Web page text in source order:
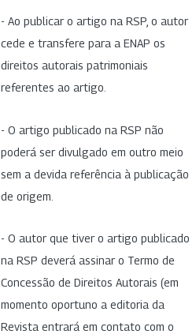
- Ao publicar o artigo na RSP, o autor
cede e transfere para a ENAP os
direitos autorais patrimoniais
referentes ao artigo.
- O artigo publicado na RSP não
poderá ser divulgado em outro meio
sem a devida referência à publicação
de origem.
- O autor que tiver o artigo publicado
na RSP deverá assinar o Termo de
Concessão de Direitos Autorais (em
momento oportuno a editoria da
Revista entrará em contato com o